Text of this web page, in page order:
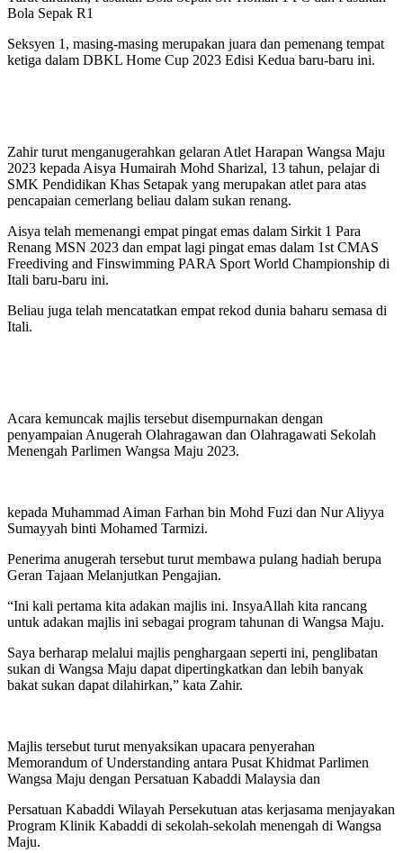
Bola Sepak R1
Seksyen 1, masing-masing merupakan juara dan pemenang tempat
ketiga dalam DBKL Home Cup 2023 Edisi Kedua baru-baru ini.
Zahir turut menganugerahkan gelaran Atlet Harapan Wangsa Maju
2023 kepada Aisya Humairah Mohd Sharizal, 13 tahun, pelajar di
SMK Pendidikan Khas Setapak yang merupakan atlet para atas
pencapaian cemerlang beliau dalam sukan renang.
Aisya telah memenangi empat pingat emas dalam Sirkit 1 Para
Renang MSN 2023 dan empat lagi pingat emas dalam 1st CMAS
Freediving and Finswimming PARA Sport World Championship di
Itali baru-baru ini.
Beliau juga telah mencatatkan empat rekod dunia baharu semasa di
Itali.
Acara kemuncak majlis tersebut disempurnakan dengan
penyampaian Anugerah Olahragawan dan Olahragawati Sekolah
Menengah Parlimen Wangsa Maju 2023.
kepada Muhammad Aiman Farhan bin Mohd Fuzi dan Nur Aliyya
Sumayyah binti Mohamed Tarmizi.
Penerima anugerah tersebut turut membawa pulang hadiah berupa
Geran Tajaan Melanjutkan Pengajian.
“Ini kali pertama kita adakan majlis ini. InsyaAllah kita rancang
untuk adakan majlis ini sebagai program tahunan di Wangsa Maju.
Saya berharap melalui majlis penghargaan seperti ini, penglibatan
sukan di Wangsa Maju dapat dipertingkatkan dan lebih banyak
bakat sukan dapat dilahirkan,” kata Zahir.
Majlis tersebut turut menyaksikan upacara penyerahan
Memorandum of Understanding antara Pusat Khidmat Parlimen
Wangsa Maju dengan Persatuan Kabaddi Malaysia dan
Persatuan Kabaddi Wilayah Persekutuan atas kerjasama menjayakan
Program Klinik Kabaddi di sekolah-sekolah menengah di Wangsa
Maju.